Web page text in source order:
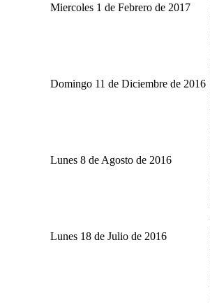
Miercoles 1 de Febrero de 2017
Domingo 11 de Diciembre de 2016
Lunes 8 de Agosto de 2016
Lunes 18 de Julio de 2016